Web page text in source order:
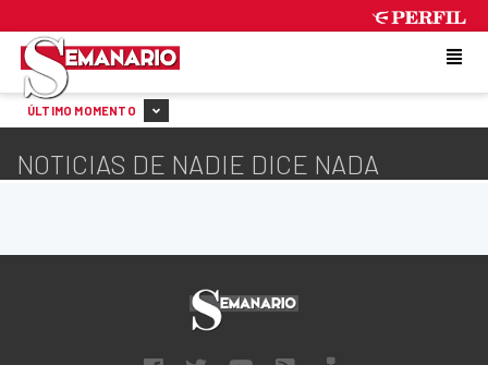
ÚLTIMO MOMENTO
NOTICIAS DE NADIE DICE NADA